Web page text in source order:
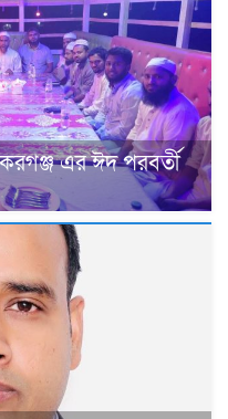
এর ঈদ পরবর্তী